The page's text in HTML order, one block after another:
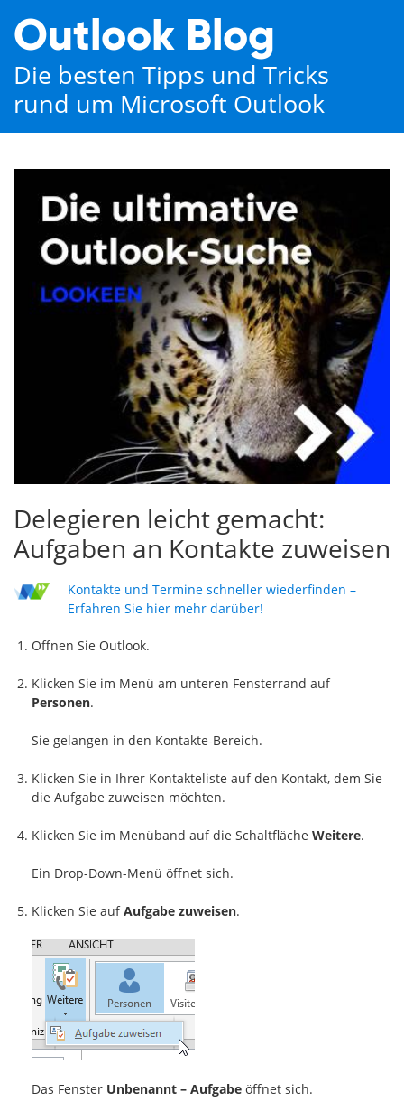
Outlook Blog
Die besten Tipps und Tricks
rund um Microsoft Outlook
Delegieren leicht gemacht:
Aufgaben an Kontakte zuweisen
Kontakte und Termine schneller wiederfinden –
Erfahren Sie hier mehr darüber!
Öffnen Sie Outlook.
Klicken Sie im Menü am unteren Fensterrand auf
Personen.
Sie gelangen in den Kontakte-Bereich.
Klicken Sie in Ihrer Kontakteliste auf den Kontakt, dem Sie
die Aufgabe zuweisen möchten.
Klicken Sie im Menüband auf die Schaltfläche Weitere.
Ein Drop-Down-Menü öffnet sich.
Klicken Sie aufAufgabe zuweisen.
Das Fenster Unbenannt – Aufgabe öffnet sich.